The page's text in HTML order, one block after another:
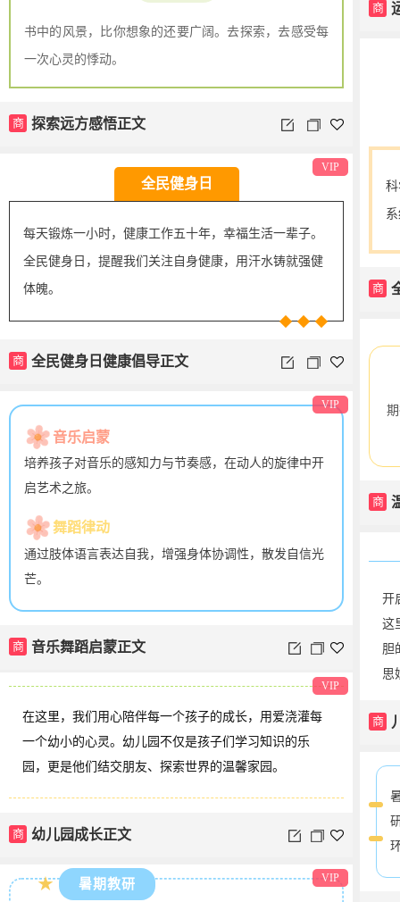
商
书中的风景，比你想象的还要广阔。去探索，去感受每
一次心灵的悸动。
商 探索远方感悟正文
商
全民健身日
每天锻炼一小时，健康工作五十年，幸福生活一辈子。
全民健身日，提醒我们关注自身健康，用汗水铸就强健
体魄。
商 全民健身日健康倡导正文
VIP
商
音乐启蒙
培养孩子对音乐的感知力与节奏感，在动人的旋律中开
启艺术之旅。
舞蹈律动
通过肢体语言表达自我，增强身体协调性，散发自信光
芒。
商 音乐舞蹈启蒙正文
VIP
开
这
胆
思
商
在这里，我们用心陪伴每一个孩子的成长，用爱浇灌每
一个幼小的心灵。幼儿园不仅是孩子们学习知识的乐
园，更是他们结交朋友、探索世界的温馨家园。
VIP
★ 暑期教研 VIP